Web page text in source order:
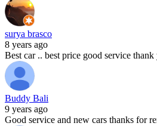
surya brasco
8 years ago
Best car .. best price good service
Buddy Bali
9 years ago
Good service and new cars thanks for